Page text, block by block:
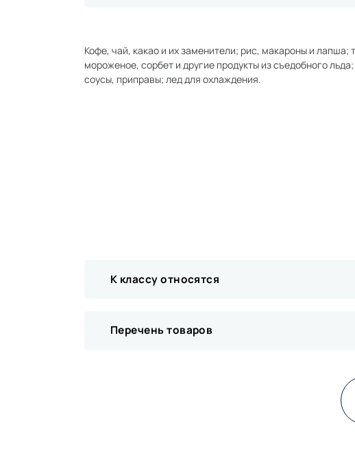
Кофе, чай, какао и их заменители; рис, макароны и
мороженое, сорбет и другие продукты из съедобного
соусы, приправы; лед для охлаждения.
К классу относятся
Перечень товаров